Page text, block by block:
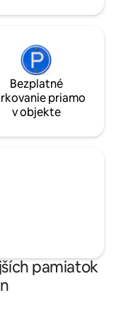
Bezplatné
priamo
v objekte
pamiatok